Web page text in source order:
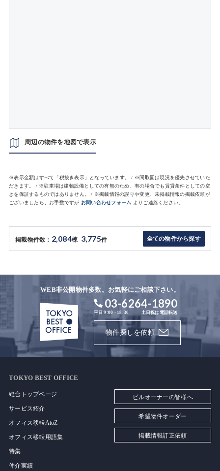
周辺の物件を地図で表示
※表示金額はすべて「税抜き表示」となっています。 / ※間取図は現況を優先させていた
だきます。 / ※駐車場は建物設備としての有無のため、有の場合でも賃貸条件としての空
きを保証するものではありません。 / ※掲載情報の誤りや変更、未掲載情報の掲載依頼が
ございましたら、お手数ですが お問い合わせフォーム よりご連絡ください。
掲載物件数： 2,084棟 3,775件 全ての物件から探す
WEB非公開物件多数。お気軽にご相談下さい。
03-6264-1890
平日 9:00 - 18:30 土日祝は電話転送
物件探しを依頼
TOKYO BEST OFFICE
総合トップページ
サービス紹介
オフィス移転AtoZ
オフィス移転用語集
特集
仲介実績
ビルオーナーの皆様へ
希望物件オーダー
掲載情報訂正依頼